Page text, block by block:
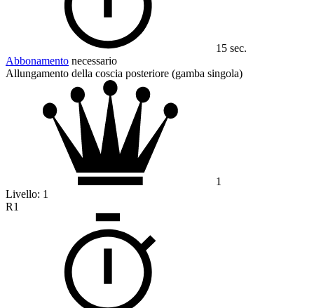
15 sec.
Abbonamento necessario
Allungamento della coscia posteriore (gamba singola)
1
Livello: 1
R1